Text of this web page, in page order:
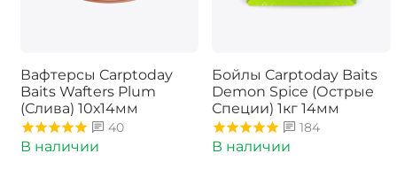
Вафтерсы Carptoday
Baits Wafters Plum
(Слива) 10х14мм
40
В наличии
Бойлы Carptoday Baits
Demon Spice (Острые
Специи) 1кг 14мм
184
В наличии